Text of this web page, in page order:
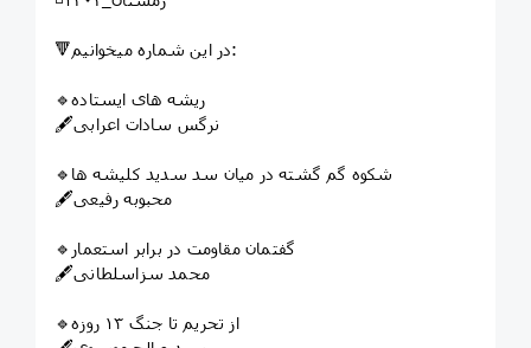
🔻در این شماره میخوانیم:
🔹ریشه های ایستاده
🖋نرگس سادات اعرابی
🔹شکوه گم گشته در میان سد سدید کلیشه ها
🖋محبوبه رفیعی
🔹گفتمان مقاومت در برابر استعمار
🖋محمد سزاسلطانی
🔹از تحریم تا جنگ ۱۳ روزه